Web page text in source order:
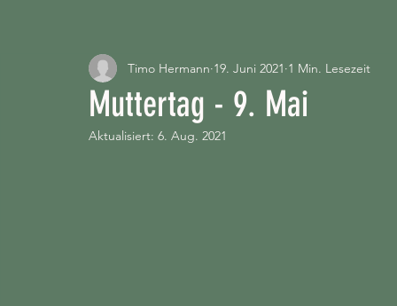
Muttertag - 9. Mai
Timo Hermann 19. Juni 2021 1 Min. Lesezeit
Aktualisiert: 6. Aug. 2021